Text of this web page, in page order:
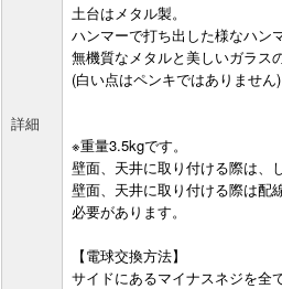
詳細
土台はメタル製。
ハンマーで打ち出した様なハン
無機質なメタルと美しいガラス
(白い点はペンキではありません)
※重量3.5kgです。
壁面、天井に取り付ける際は、
壁面、天井に取り付ける際は配
必要があります。
【電球交換方法】
サイドにあるマイナスネジを全